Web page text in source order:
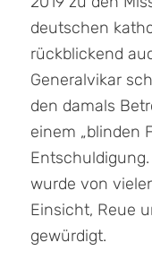
deutschen
rückblickend
Generalvikar
den damals
einem „blinden
wurde von
Einsicht, Reue
gewürdigt.